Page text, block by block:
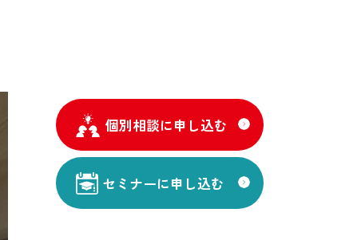
個別相談に申し込む
セミナーに申し込む